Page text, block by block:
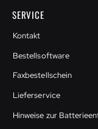
SERVICE
Kontakt
Bestellsoftware
Faxbestellschein
Lieferservice
Hinweise zur